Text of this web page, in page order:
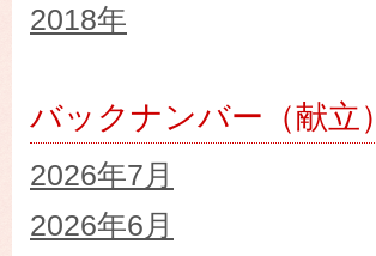
2018年
バックナンバー（献立）
2026年7月
2026年6月